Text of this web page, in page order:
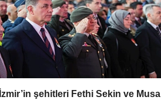
İzmir’in şehitleri Fethi Sekin ve Musa